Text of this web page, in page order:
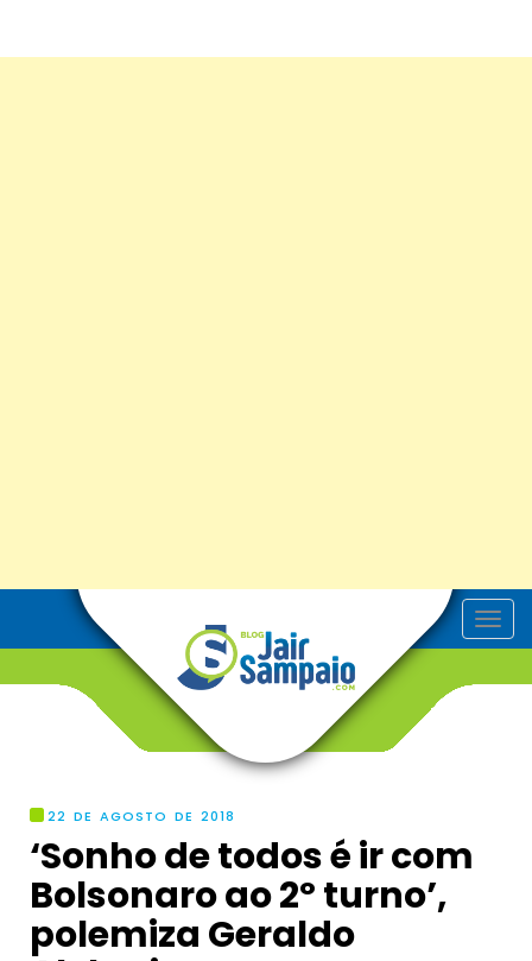
T
o
22 DE AGOSTO DE 2018
‘Sonho de todos é ir com
Bolsonaro ao 2º turno’,
polemiza Geraldo